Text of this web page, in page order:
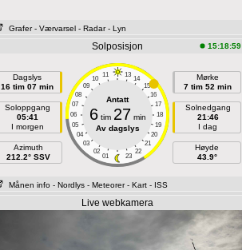
Grafer - Værvarsel - Radar - Lyn
Solposisjon 15:18:59
Dagslys
16 tim 07 min
Soloppgang
05:41
I morgen
Azimuth
212.2° SSV
11 13
10
14
09
15
08
16
07
17
06
18
05
19
04
20
03
21
02
22
01 23
Antatt
6tim 27 min
Av dagslys
Mørke
7 tim 52 min
Solnedgang
21:46
I dag
Høyde
43.9°
Månen info - Nordlys - Meteorer - Kart - ISS
Live webkamera